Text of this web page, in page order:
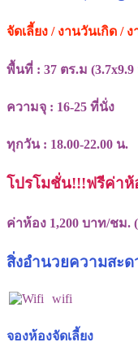
จัดเลี้ยง / งานวันเกิด /
พื้นที่ : 37 ตร.ม
ความจุ : 16-25 ที่นั่ง
ทุกวัน : 18.00-22.00 น.
โปรโมชั่น!!!ฟรีค่าห้
ค่าห้อง 1,200 บาท/ชม.
สิ่งอำนวยความสะด
wifi
จองห้องจัดเลี้ยง